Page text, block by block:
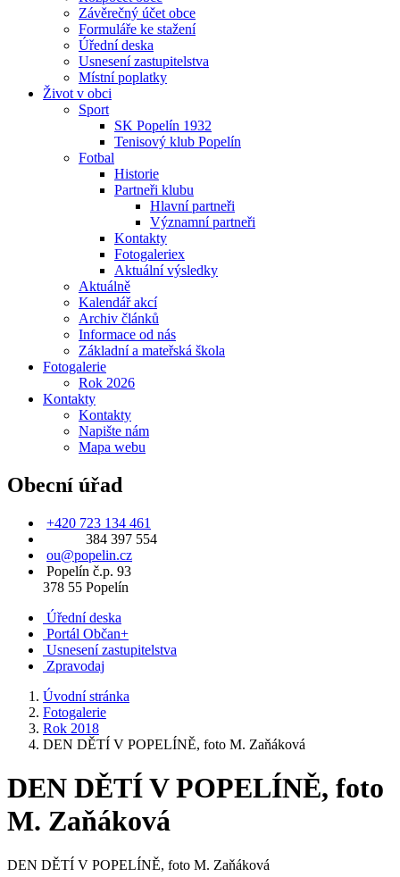
Závěrečný účet obce
Formuláře ke stažení
Úřední deska
Usnesení zastupitelstva
Místní poplatky
Život v obci
Sport
SK Popelín 1932
Tenisový klub Popelín
Fotbal
Historie
Partneři klubu
Hlavní partneři
Významní partneři
Kontakty
Fotogaleriex
Aktuální výsledky
Aktuálně
Kalendář akcí
Archiv článků
Informace od nás
Základní a mateřská škola
Fotogalerie
Rok 2026
Kontakty
Kontakty
Napište nám
Mapa webu
Obecní úřad
+420 723 134 461
384 397 554
ou@popelin.cz
Popelín č.p. 93
378 55 Popelín
Úřední deska
Portál Občan+
Usnesení zastupitelstva
Zpravodaj
Úvodní stránka
Fotogalerie
Rok 2018
DEN DĚTÍ V POPELÍNĚ, foto M. Zaňáková
DEN DĚTÍ V POPELÍNĚ, foto
M. Zaňáková
DEN DĚTÍ V POPELÍNĚ, foto M. Zaňáková